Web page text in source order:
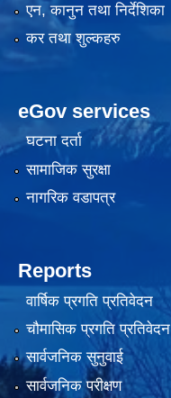
एन, कानुन तथा निर्देशिका
कर तथा शुल्कहरु
eGov services
घटना दर्ता
सामाजिक सुरक्षा
नागरिक वडापत्र
Reports
वार्षिक प्रगति प्रतिवेदन
चौमासिक प्रगति प्रतिवेदन
सार्वजनिक सुनुवाई
सार्वजनिक परीक्षण